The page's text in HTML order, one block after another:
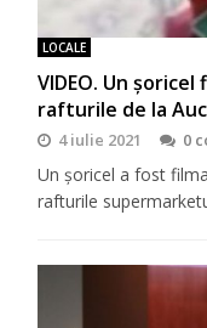
LOCALE
VIDEO. Un
rafturile de la
4 iulie 2021 0
Un șoricel a fost
rafturile